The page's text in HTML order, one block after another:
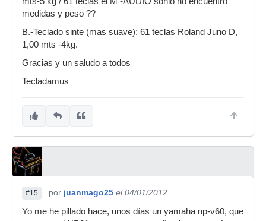
medidas y peso ??
B.-Teclado sinte (mas suave): 61 teclas Roland Juno D,
1,00 mts -4kg.
Gracias y un saludo a todos
Tecladamus
#15 por juanmago25 el 04/01/2012
Yo me he pillado hace, unos días un yamaha np-v60, que